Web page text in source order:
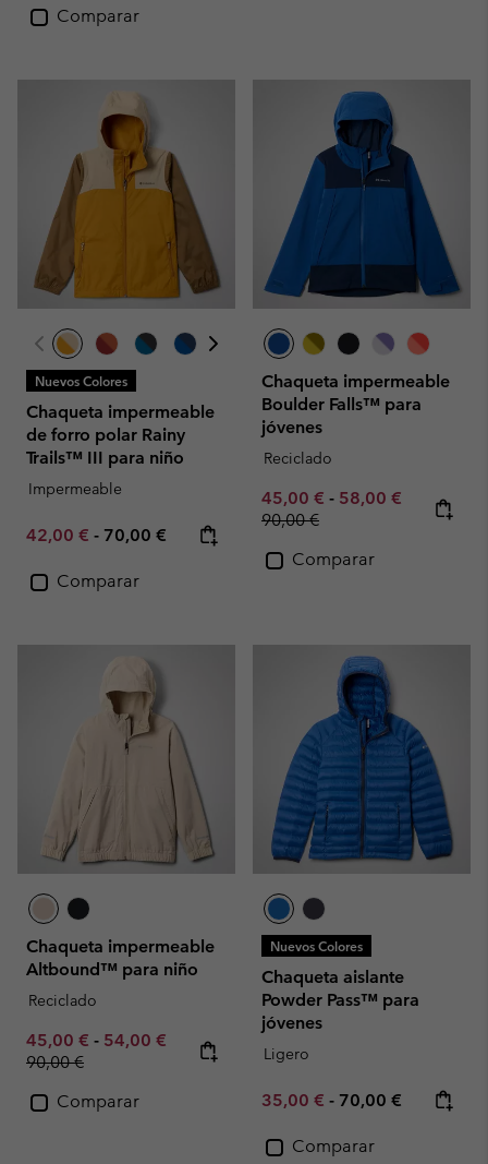
Comparar
Nuevos Colores
Chaqueta impermeable
de forro polar Rainy
Trails™ III para niño
Impermeable
Minimum sale price:
42,00 € - Maximum price:
70,00 €
Comparar
Chaqueta impermeable
Boulder Falls™ para
jóvenes
Reciclado
Minimum sale price:
45,00 € - Maximum sale
58,00 € Regular
90,00 €
Comparar
Chaqueta impermeable
Altbound™ para niño
Reciclado
Minimum sale price:
45,00 € - Maximum sale price:
54,00 € Regular price:
90,00 €
Comparar
Nuevos Colores
Chaqueta aislante
Powder Pass™ para
jóvenes
Ligero
Minimum sale price:
35,00 € - Maximum price:
70,00 €
Comparar